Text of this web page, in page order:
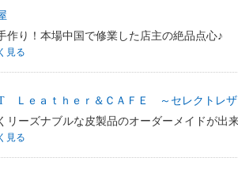
作り！本場中国で修業した店主の絶品点心♪
見る
Ｌｅａｔｈｅｒ＆ＣＡＦＥ ～セレクトレザ
リーズナブルな皮製品のオーダーメイドが出
見る